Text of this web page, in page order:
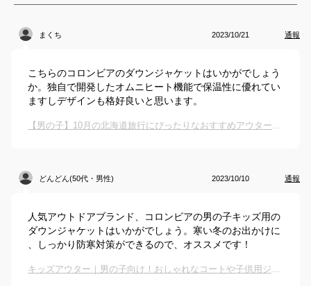
まくち 2023/10/21 通報
こちらのコロンビアのダウンジャケットはいかがでしょう
か。独自で開発したオムニヒート機能で保温性に優れてい
ますしデザインも格好良いと思います。
【男の子】10月の北海道旅行にぴったりなおすすめアウターは？
どんどん(50代・男性) 2023/10/10 通報
人気アウトドアブランド、コロンビアの男の子キッズ用の
ダウンジャケットはいかがでしょう。寒い冬のお出かけに
、しっかり防寒対策ができるので、オススメです！
キッズアウター｜男の子向け！おしゃれなコートや子供用ジャケットのおすすめは？